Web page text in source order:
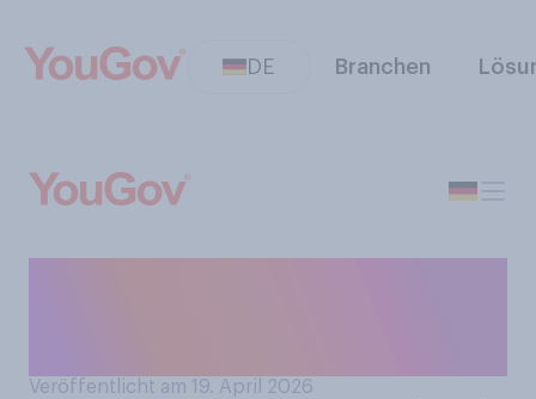
DE Branchen
Veröffentlicht am 19. April 2026